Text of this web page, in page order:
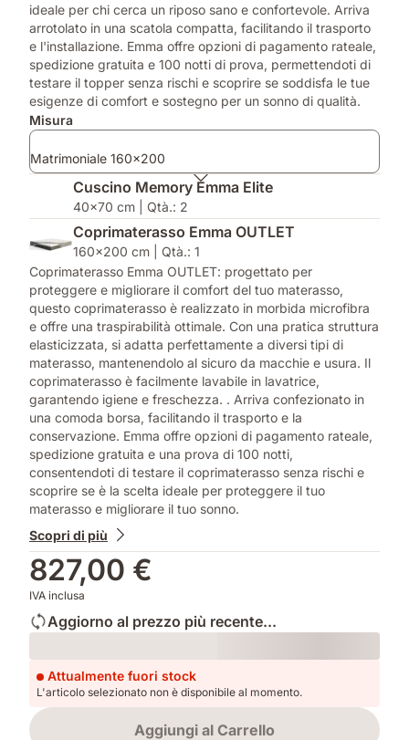
ideale per chi cerca un riposo sano e confortevole. Arriva
arrotolato in una scatola compatta, facilitando il trasporto
e l'installazione. Emma offre opzioni di pagamento rateale,
spedizione gratuita e 100 notti di prova, permettendoti di
testare il topper senza rischi e scoprire se soddisfa le tue
esigenze di comfort e sostegno per un sonno di qualità.
Misura
Matrimoniale 160x200
Cuscino Memory Emma Elite
40x70 cm | Qtà.: 2
Coprimaterasso Emma OUTLET
160x200 cm | Qtà.: 1
Coprimaterasso Emma OUTLET: progettato per
proteggere e migliorare il comfort del tuo materasso,
questo coprimaterasso è realizzato in morbida microfibra
e offre una traspirabilità ottimale. Con una pratica struttura
elasticizzata, si adatta perfettamente a diversi tipi di
materasso, mantenendolo al sicuro da macchie e usura. Il
coprimaterasso è facilmente lavabile in lavatrice,
garantendo igiene e freschezza. . Arriva confezionato in
una comoda borsa, facilitando il trasporto e la
conservazione. Emma offre opzioni di pagamento rateale,
spedizione gratuita e una prova di 100 notti,
consentendoti di testare il coprimaterasso senza rischi e
scoprire se è la scelta ideale per proteggere il tuo
materasso e migliorare il tuo sonno.
Scopri di più
827,00 €
IVA inclusa
Aggiorno al prezzo più recente...
Loading
Attualmente fuori stock
L'articolo selezionato non è disponibile al momento.
Aggiungi al Carrello